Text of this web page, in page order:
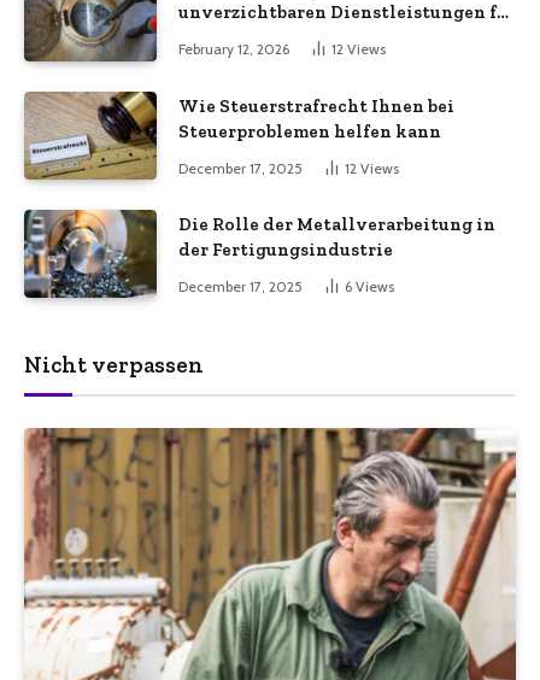
unverzichtbaren Dienstleistungen für
eine sichere und effiziente
Gewerbeimmobilie
February 12, 2026 12 Views
Wie Steuerstrafrecht Ihnen bei
Steuerproblemen helfen kann
December 17, 2025 12 Views
Die Rolle der Metallverarbeitung in
der Fertigungsindustrie
December 17, 2025 6 Views
Nicht verpassen